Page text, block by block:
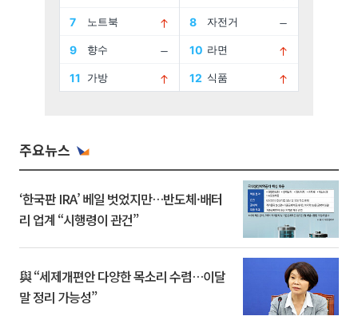
주요뉴스
‘한국판 IRA’ 베일 벗었지만…반도체·배터
리 업계 “시행령이 관건”
與 “세제개편안 다양한 목소리 수렴…이달
말 정리 가능성”